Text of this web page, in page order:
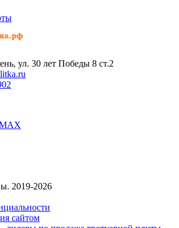
ул. 30 лет Победы 8 ст.2
2019-2026
сайтом